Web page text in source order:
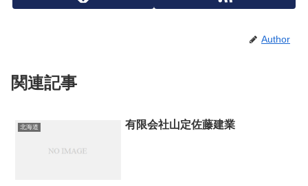
Author
関連記事
北海道 有限会社山定佐藤建業